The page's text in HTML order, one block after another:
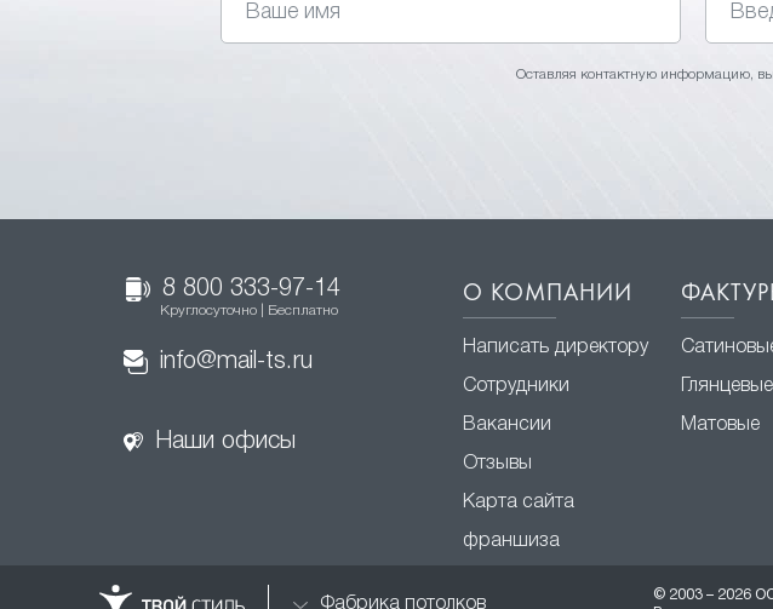
Оставляя контактную информацию,
8 800 333-97-14
Круглосуточно | Бесплатно
info@mail-ts.ru
Наши офисы
О КОМПАНИИ
Написать директору
Сотрудники
Вакансии
Отзывы
Карта сайта
франшиза
Глянцевые
Матовые
Фабрика потолков
© 2003 – 2026